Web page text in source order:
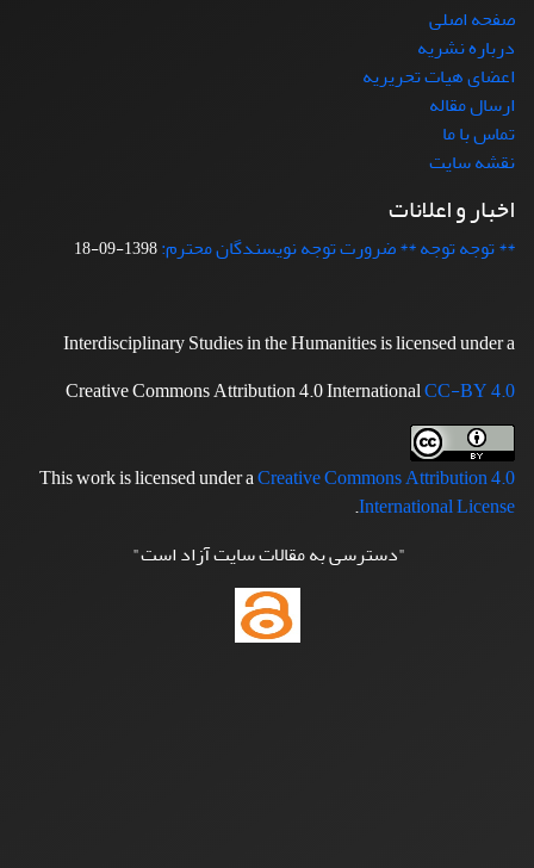
صفحه اصلی
درباره نشریه
اعضای هیات تحریریه
ارسال مقاله
تماس با ما
نقشه سایت
اخبار و اعلانات
** توجه توجه ** ضرورت توجه نویسندگان محترم:1398-09-18
Interdisciplinary Studies in the Humanities is licensed under a
Creative Commons Attribution 4.0 InternationalCC-BY 4.0
This work is licensed under aCreative Commons Attribution 4.0
International License
.
"دسترسی به مقالات سایت آزاد است"